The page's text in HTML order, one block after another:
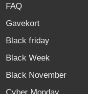
FAQ
Gavekort
Black friday
Black Week
Black November